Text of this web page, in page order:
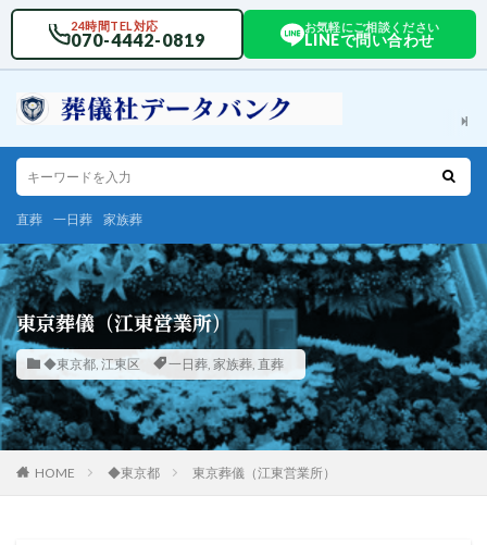
24時間TEL対応
070-4442-0819
お気軽にご相談ください
LINEで問い合わせ
直葬 一日葬 家族葬
東京葬儀（江東営業所）
◆東京都, 江東区 一日葬, 家族葬, 直葬
HOME ◆東京都 東京葬儀（江東営業所）